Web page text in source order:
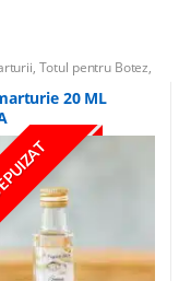
, Totul pentru Botez,
Botez Sticle marturii &
,Marturii Nunta
20 ML